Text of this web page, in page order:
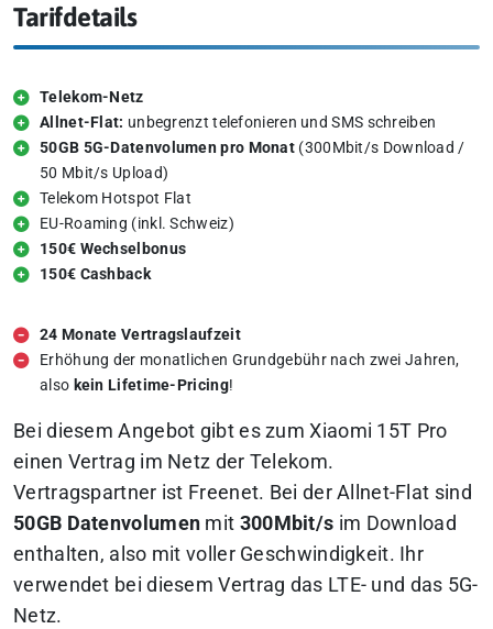
Tarifdetails
Telekom-Netz
Allnet-Flat: unbegrenzt telefonieren und SMS schreiben
50GB 5G-Datenvolumen pro Monat (300Mbit/s Download /
50 Mbit/s Upload)
Telekom Hotspot Flat
EU-Roaming (inkl. Schweiz)
150€ Wechselbonus
150€ Cashback
24 Monate Vertragslaufzeit
Erhöhung der monatlichen Grundgebühr nach zwei Jahren,
also kein Lifetime-Pricing!
Bei diesem Angebot gibt es zum Xiaomi 15T Pro
einen Vertrag im Netz der Telekom.
Vertragspartner ist Freenet. Bei der Allnet-Flat sind
50GB Datenvolumen mit 300Mbit/s im Download
enthalten, also mit voller Geschwindigkeit. Ihr
verwendet bei diesem Vertrag das LTE- und das 5G-
Netz.